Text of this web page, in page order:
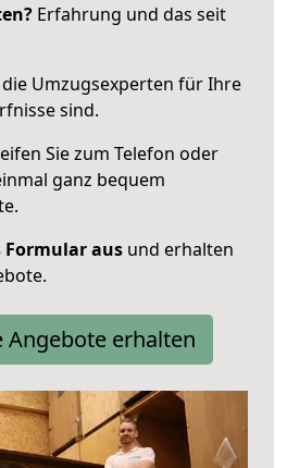
Erfahrung und das seit
Umzugsexperten für Ihre
sind.
Sie zum Telefon oder
ganz bequem
Formular aus und erhalten
Angebote erhalten